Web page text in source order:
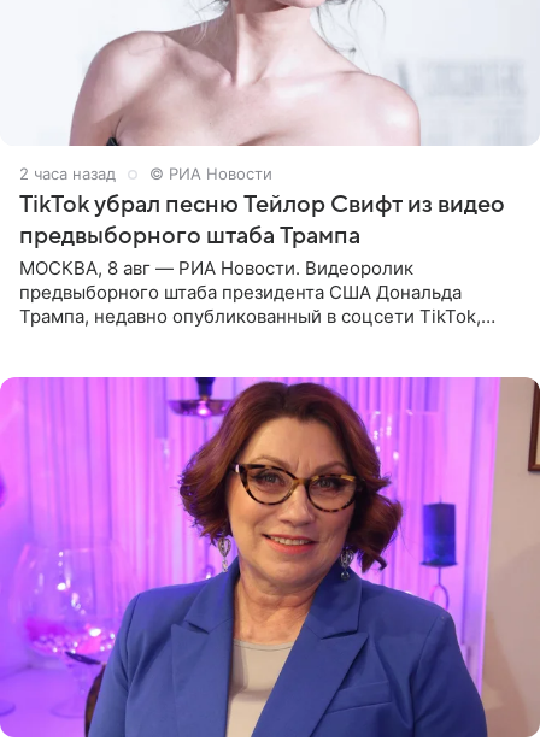
2 часа назад © РИА Новости
TikTok убрал песню Тейлор Свифт из видео
предвыборного штаба Трампа
МОСКВА, 8 авг — РИА Новости. Видеоролик
предвыборного штаба президента США Дональда
Трампа, недавно опубликованный в соцсети TikTok,